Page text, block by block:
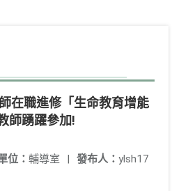
在職進修「生命教育增能
師踴躍參加!
發布人： ylsh17
位： 輔導室 |